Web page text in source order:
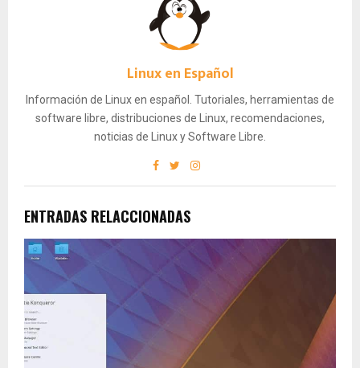
Linux en Español
Información de Linux en español. Tutoriales, herramientas de
software libre, distribuciones de Linux, recomendaciones,
noticias de Linux y Software Libre.
ENTRADAS RELACCIONADAS